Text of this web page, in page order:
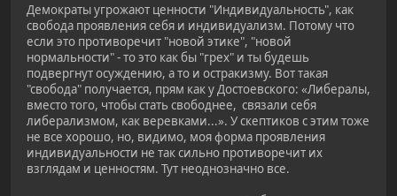
Демократы угрожают ценности "Индивидуальность", как
свобода проявления себя и индивидуализм. Потому что
если это противоречит "новой этике", "новой
нормальности" - то это как бы "грех" и ты будешь
подвергнут осуждению, а то и остракизму. Вот такая
"свобода" получается, прям как у Достоевского: «Либералы,
вместо того, чтобы стать свободнее, связали себя
либерализмом, как веревками...». У скептиков с этим тоже
не все хорошо, но, видимо, моя форма проявления
индивидуальности не так сильно противоречит их
взглядам и ценностям. Тут неоднозначно все.